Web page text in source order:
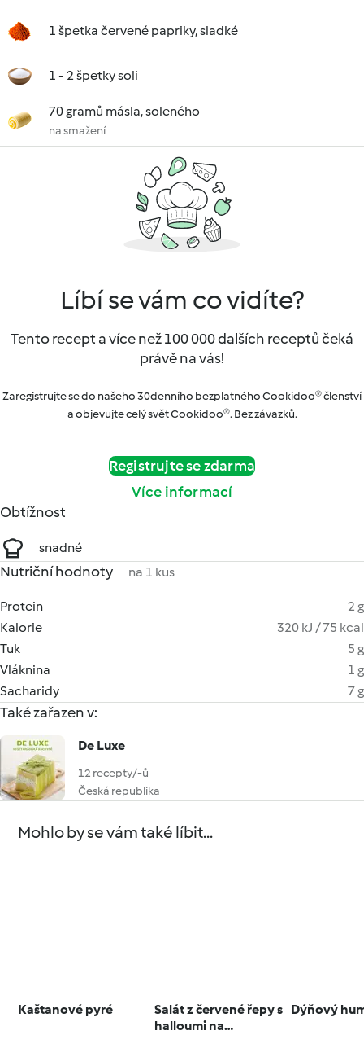
1 špetka červené papriky, sladké
1 - 2 špetky soli
70 gramů másla, soleného
na smažení
Líbí se vám co vidíte?
Tento recept a více než 100 000 dalších receptů čeká
právě na vás!
Zaregistrujte se do našeho 30denního bezplatného Cookidoo® členství
a objevujte celý svět Cookidoo®. Bez závazků.
Registrujte se zdarma
Více informací
Obtížnost
snadné
Nutriční hodnoty na 1 kus
Protein
2 g
Kalorie
320 kJ / 75 kcal
Tuk
5 g
Vláknina
1 g
Sacharidy
7 g
Také zařazen v:
De Luxe
12 recepty/-ů
Česká republika
Mohlo by se vám také líbit...
Kaštanové pyré
Salát z červené řepy s
halloumi na
Dýňový